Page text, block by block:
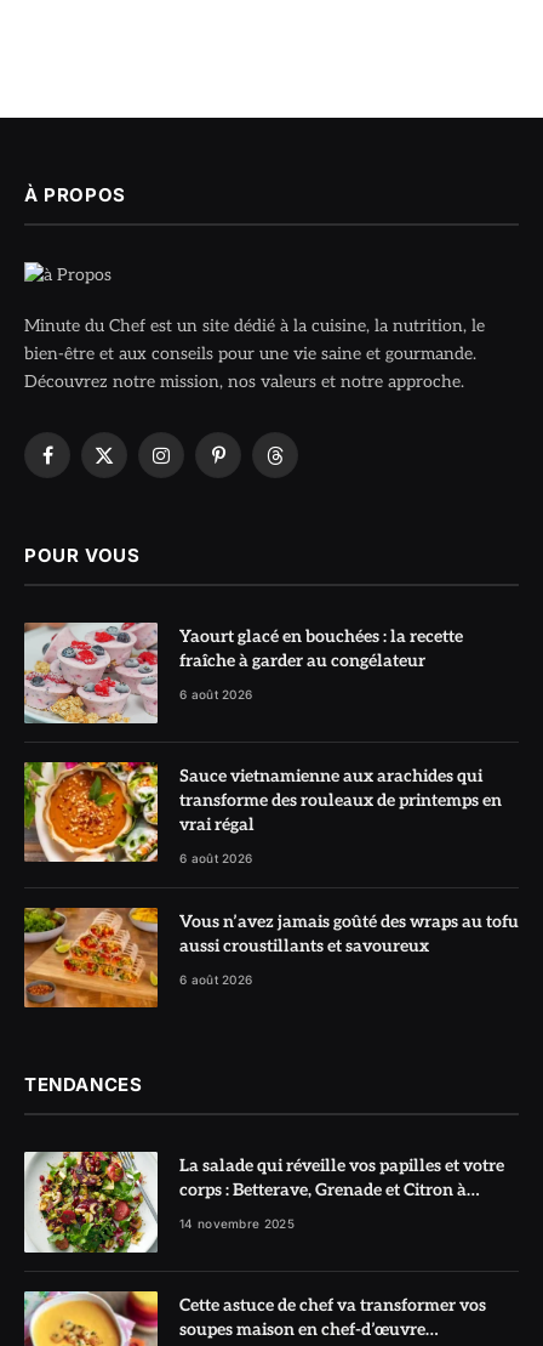
À PROPOS
Minute du Chef est un site dédié à la cuisine, la nutrition, le
bien-être et aux conseils pour une vie saine et gourmande.
Découvrez notre mission, nos valeurs et notre approche.
Facebook
X
InstagramPinterestThreads
POUR VOUS
Yaourt glacé en bouchées : la recette
fraîche à garder au congélateur
6 août 2026
Sauce vietnamienne aux arachides qui
transforme des rouleaux de printemps en
vrai régal
6 août 2026
Vous n’avez jamais goûté des wraps au tofu
aussi croustillants et savoureux
6 août 2026
TENDANCES
La salade qui réveille vos papilles et votre
corps : Betterave, Grenade et Citron à
l’honneur
14 novembre 2025
Cette astuce de chef va transformer vos
soupes maison en chef-d’œuvre